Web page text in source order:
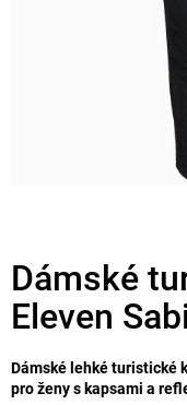
Dámské
Eleven
Dámské lehké turistické
pro ženy s kapsami a